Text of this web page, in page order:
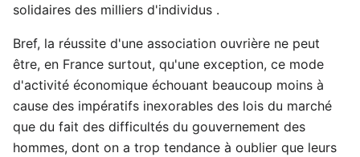
solidaires des milliers d'individus .
Bref, la réussite d'une association ouvrière ne peut
être, en France surtout, qu'une exception, ce mode
d'activité économique échouant beaucoup moins à
cause des impératifs inexorables des lois du marché
que du fait des difficultés du gouvernement des
hommes, dont on a trop tendance à oublier que leurs